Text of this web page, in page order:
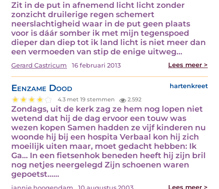
Zit in de put in afnemend licht licht zonder
zonzicht druilerige regen schemert
neerslachtigheid waar in de put geen plaats
voor is dáár somber ik met mijn tegenspoed
dieper dan diep tot ik land licht is niet meer dan
een vermoeden van stip de enige uitweg…
Gerard Castricum 16 februari 2013 Lees meer >
Eenzame Dood hartenkreet
4.3 met 19 stemmen 2.592
Zondags, uit de kerk zag ze hem nog lopen niet
wetend dat hij de dag ervoor een touw was
wezen kopen Samen hadden ze vijf kinderen nu
woonde hij bij een hospita Verbaal kon hij zich
moeilijk uiten maar, moet gedacht hebben: Ik
Ga... In een fietsenhok beneden heeft hij zijn bril
nog netjes neergelegd Zijn schoenen waren
gepoetst...…
Lees meer >